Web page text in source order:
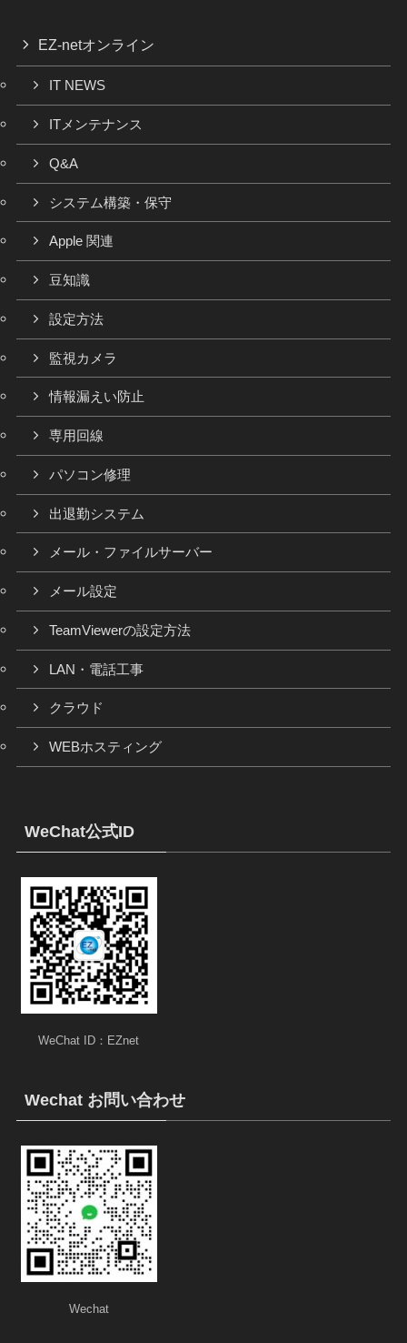
EZ-netオンライン
IT NEWS
ITメンテナンス
Q&A
システム構築・保守
Apple 関連
豆知識
設定方法
監視カメラ
情報漏えい防止
専用回線
パソコン修理
出退勤システム
メール・ファイルサーバー
メール設定
TeamViewerの設定方法
LAN・電話工事
クラウド
WEBホスティング
WeChat公式ID
WeChat ID：EZnet
Wechat お問い合わせ
Wechat